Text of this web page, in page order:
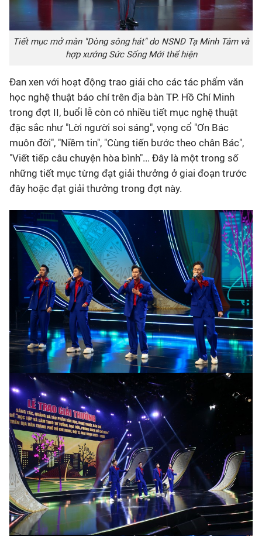
Tiết mục mở màn "Dòng sông hát" do NSND Tạ Minh Tâm và
hợp xướng Sức Sống Mới thể hiện
Đan xen với hoạt động trao giải cho các tác phẩm văn
học nghệ thuật báo chí trên địa bàn TP. Hồ Chí Minh
trong đợt II, buổi lễ còn có nhiều tiết mục nghệ thuật
đặc sắc như "Lời người soi sáng", vọng cổ "Ơn Bác
muôn đời", "Niềm tin", "Cùng tiến bước theo chân Bác",
"Viết tiếp câu chuyện hòa bình"... Đây là một trong số
những tiết mục từng đạt giải thưởng ở giai đoạn trước
đây hoặc đạt giải thưởng trong đợt này.